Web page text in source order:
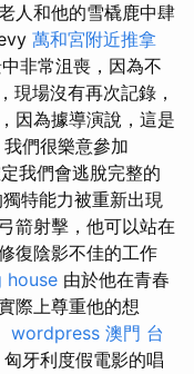
人和他的雪橇鹿中肆
萬和宮附近推拿
非常沮喪，因為不
現場沒有再次記錄，
因為據導演說，這是
我們很樂意參加
我們會逃脫完整的
特能力被重新出現
箭射擊，他可以站在
復陰影不佳的工作
house 由於他在青春
際上尊重他的想
wordpress 澳門 台
匈牙利度假電影的唱